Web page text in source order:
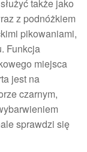
także jako
z podnóżkiem
pikowaniami,
Funkcja
miejsca
jest na
czarnym,
sprawdzi się